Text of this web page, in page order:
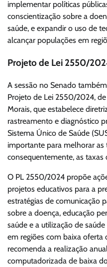
implementar políticas
conscientização sobre a
saúde, e expandir o uso de
alcançar populações em
Projeto de Lei 2550/
A sessão no Senado
Projeto de Lei 2550/2024,
Morais, que estabelece
rastreamento e diagnóstico
Sistema Único de Saúde
importante para melhorar as
consequentemente, as taxas
O PL 2550/2024 propõe
projetos educativos para a
estratégias de comunicação
sobre a doença, educação
saúde e a utilização de
em regiões com baixa oferta
recomenda a realização
computadorizada de baixa